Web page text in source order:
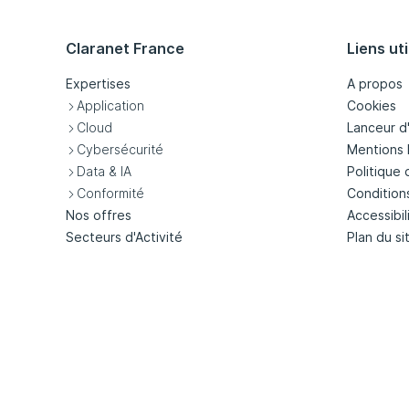
Claranet France
Expertises
Application
Cloud
Cybersécurité
Data & IA
Conformité
Nos offres
Secteurs d'Activité
Liens
A propos
Cookies
Lanceur
Mentions
Politique
Plan du